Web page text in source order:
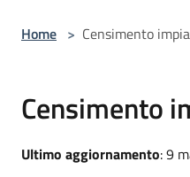
Home > Censimento
Censimento
Ultimo aggiornamento: 9